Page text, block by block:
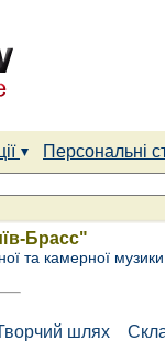
Персональні
Брасс"
та камерної
шлях